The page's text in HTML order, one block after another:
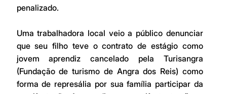
penalizado.
Uma trabalhadora local veio a público denunciar
que seu filho teve o contrato de estágio como
jovem aprendiz cancelado pela Turisangra
(Fundação de turismo de Angra dos Reis) como
forma de represália por sua família participar da